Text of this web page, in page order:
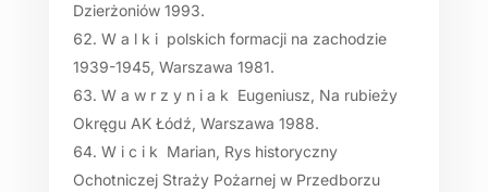
Dzierżoniów 1993.
W a l k i polskich formacji na zachodzie
1939-1945, Warszawa 1981.
W a w r z y n i a k Eugeniusz, Na rubieży
Okręgu AK Łódź, Warszawa 1988.
W i c i k Marian, Rys historyczny
Ochotniczej Straży Pożarnej w Przedborzu